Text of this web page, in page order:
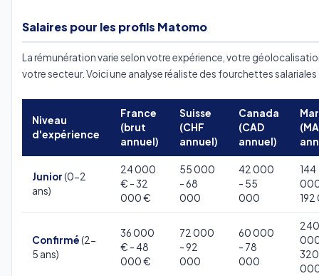
Salaires pour les profils Matomo
La rémunération varie selon votre expérience, votre
votre secteur. Voici une analyse réaliste des fourchettes salariales
Niveau
d'expérience
France
(brut
annuel)
Suisse
(CHF
annuel)
Canada
(CAD
annuel)
Junior(0-2
ans)
24 000
€ - 32
000 €
55 000
- 68
000
42 000
- 55
000
144
Confirmé(2-
5 ans)
36 000
€ - 48
000 €
72 000
- 92
000
60 000
- 78
000
240
320